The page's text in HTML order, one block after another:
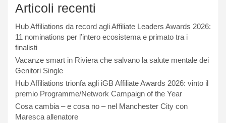
Articoli recenti
Hub Affiliations da record agli Affiliate Leaders Awards 2026:
11 nominations per l’intero ecosistema e primato tra i
finalisti
Vacanze smart in Riviera che salvano la salute mentale dei
Genitori Single
Hub Affiliations trionfa agli iGB Affiliate Awards 2026: vinto il
premio Programme/Network Campaign of the Year
Cosa cambia – e cosa no – nel Manchester City con
Maresca allenatore